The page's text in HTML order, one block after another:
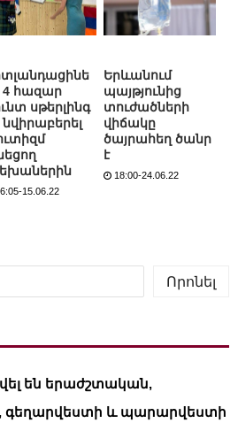
4 հազար
սթերլինգ
նվիրաբերել
15.06.22
Երևանում
պայթյունից
տուժածների
վիճակը
ծայրահեղ ծանր
է
18:00-24.06.22
Որոնել
են երաժշտական,
գեղարվեստի և պարարվեստի